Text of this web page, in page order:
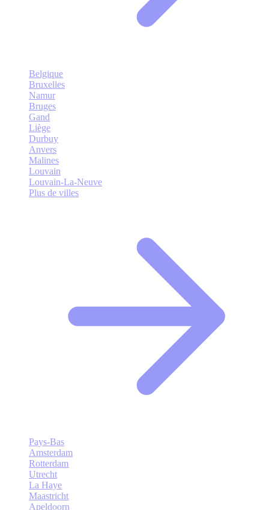
Belgique
Bruxelles
Namur
Bruges
Gand
Liège
Durbuy
Anvers
Malines
Louvain
Louvain-La-Neuve
Plus de villes
Pays-Bas
Amsterdam
Rotterdam
Utrecht
La Haye
Maastricht
Apeldoorn